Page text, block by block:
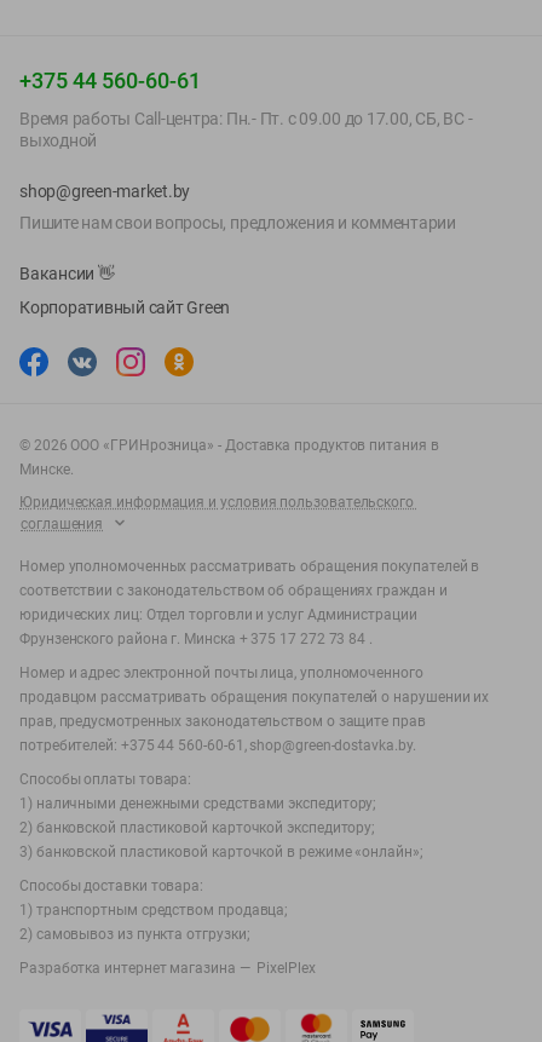
+375 44 560-60-61
Время работы Call-центра: Пн.- Пт. с 09.00 до 17.00, СБ, ВС -
выходной
shop@green-market.by
Пишите нам свои вопросы, предложения и комментарии
Вакансии 👋
Корпоративный сайт Green
© 2026 ООО «ГРИНрозница» - Доставка продуктов питания в
Минске.
Юридическая информация и условия пользовательского
соглашения
Номер уполномоченных рассматривать обращения покупателей в
соответствии с законодательством об обращениях граждан и
юридических лиц: Отдел торговли и услуг Администрации
Фрунзенского района г. Минска + 375 17 272 73 84 .
Номер и адрес электронной почты лица, уполномоченного
продавцом рассматривать обращения покупателей о нарушении их
прав, предусмотренных законодательством о защите прав
потребителей: +375 44 560-60-61, shop@green-dostavka.by.
Способы оплаты товара:
1) наличными денежными средствами экспедитору;
2) банковской пластиковой карточкой экспедитору;
3) банковской пластиковой карточкой в режиме «онлайн»;
Способы доставки товара:
1) транспортным средством продавца;
2) самовывоз из пункта отгрузки;
Разработка интернет магазина — PixelPlex